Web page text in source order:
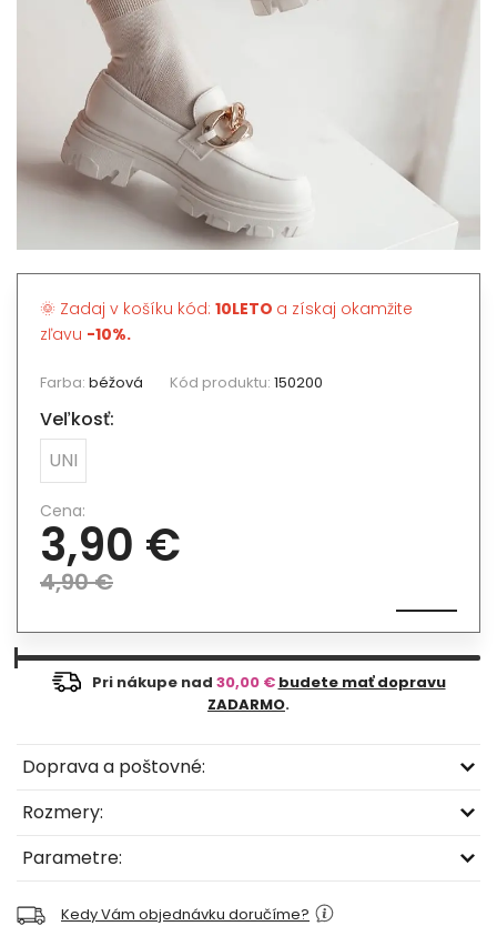
🌞 Zadaj v košíku kód: 10LETO a získaj okamžite
zľavu -10%.
Farba: béžová Kód produktu: 150200
Veľkosť:
UNI
Cena:
3,90 €
4,90 €
Pri nákupe nad 30,00 € budete mať dopravu
ZADARMO.
Doprava a poštovné:
Rozmery:
Parametre:
Kedy Vám objednávku doručíme?